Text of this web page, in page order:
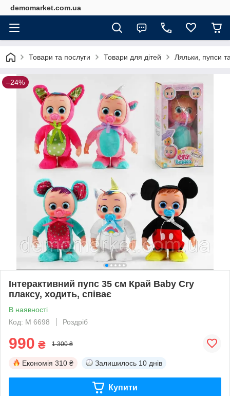
demomarket.com.ua
Товари та послуги Товари для дітей Ляльки, пупси
–24%
Інтерактивний пупс 35 см Край Baby Cry
плаксу, ходить, співає
В наявності
Код: M 6698
Роздріб
990 ₴ 1 300 ₴
Економія 310 ₴ Залишилось 10 днів
Купити